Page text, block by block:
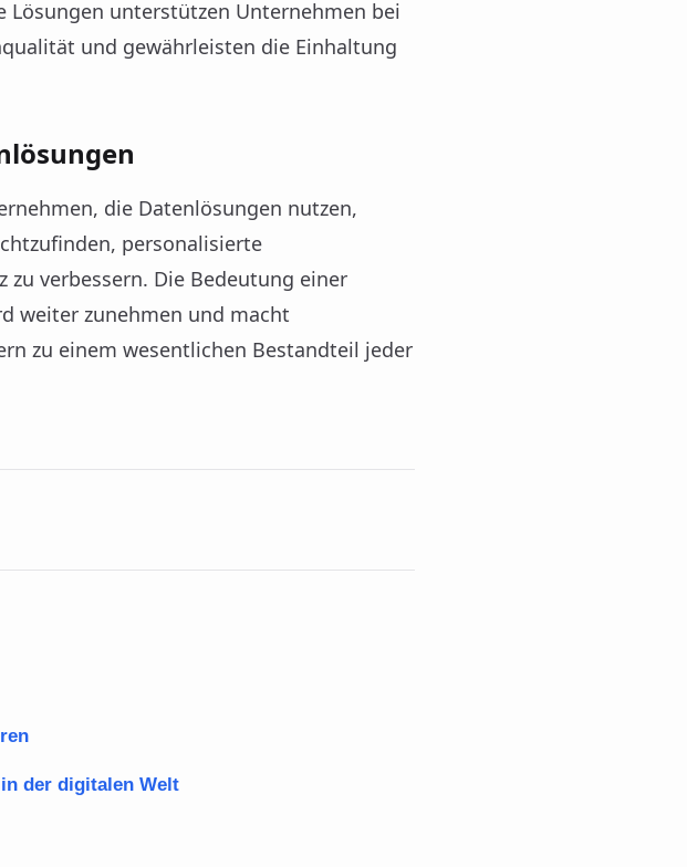
Lösungen unterstützen Unternehmen bei
und gewährleisten die Einhaltung
die Datenlösungen nutzen,
personalisierte
verbessern. Die Bedeutung einer
weiter zunehmen und macht
zu einem wesentlichen Bestandteil jeder
der digitalen Welt